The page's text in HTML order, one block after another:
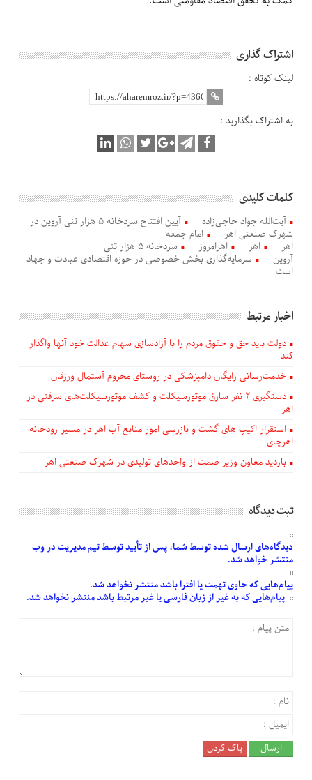
اشتراک گذاری
لینک کوتاه :
به اشتراک بگذارید :
کلمات کلیدی
آیت‌الله جواد حاجی‌زاده
آیین افتتاح سردخانه 5 هزار تنی آروین در
شهرک صنعتی اهر
امام جمعه
اهر
اهر اهرامروز
سردخانه 5 هزار تنی
آروین
سرمایه‌گذاری بخش خصوصی در حوزه اقتصادی عبادت و جهاد
است
اخبار مرتبط
دولت باید حق و حقوق مردم را با آزادسازی سهام عدالت خود آنها واگذار
کند
خدمت‌رسانی رایگان دامپزشکی در روستای محروم آستمال ورزقان
دستگيری ۲ نفر سارق موتورسیکلت و کشف موتورسیکلت‌های سرقتی در
اهر
استقرار اکیپ های گشت و بازرسی امور منابع آب اهر در مسیر رودخانه
اهرچای
بازدید معاون وزیر صمت از واحدهای تولیدی در شهرک صنعتی اهر
ثبت دیدگاه
دیدگاه‌هایارسالشدهتوسط شما، پس ازتأییدتوسط تیم مدیریت در وب
منتشر خواهد شد.
پیام‌هاییکه حاوی تهمت یا افترا باشد منتشر نخواهد شد.
پیام‌هاییکه به غیر از زبان فارسی یا غیر مرتبط باشد منتشر نخواهد شد.